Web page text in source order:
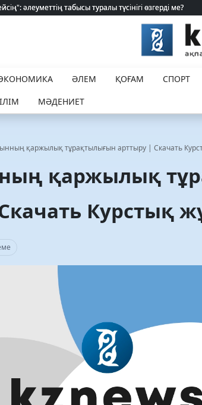
әлеуметтің табысы туралы түсінігі өзгерді ме?
әлеуметтің табысы туралы түсінігі өзгерді ме?
ӘЛЕМ ҚОҒАМ СПОРТ
МӘДЕНИЕТ
қаржылық тұрақтылығын арттыру | Скачать
қаржылық
Курстық